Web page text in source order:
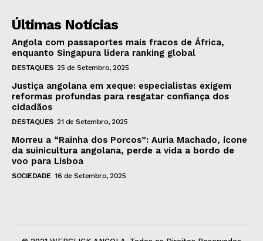
Últimas Notícias
Angola com passaportes mais fracos de África,
enquanto Singapura lidera ranking global
DESTAQUES 25 de Setembro, 2025
Justiça angolana em xeque: especialistas exigem
reformas profundas para resgatar confiança dos
cidadãos
DESTAQUES 21 de Setembro, 2025
Morreu a “Rainha dos Porcos”: Auria Machado, ícone
da suinicultura angolana, perde a vida a bordo de
voo para Lisboa
SOCIEDADE 16 de Setembro, 2025